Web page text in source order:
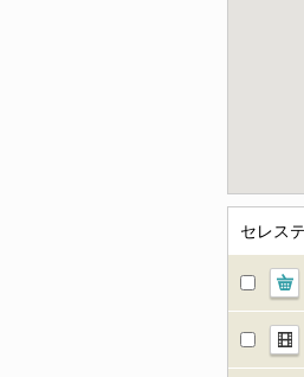
セレス